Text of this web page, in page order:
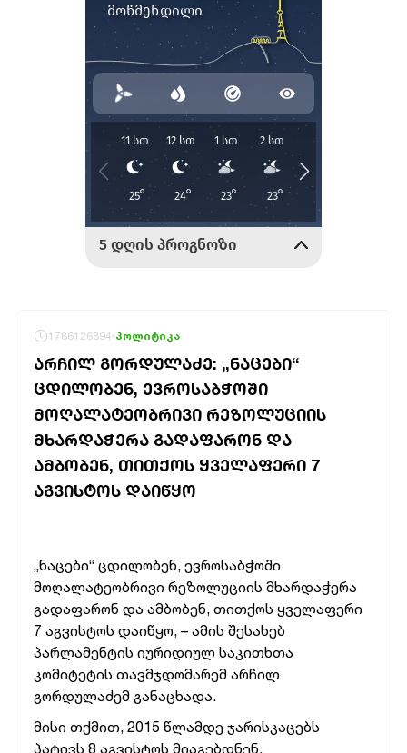
1786126894 პოლიტიკა
ᲐᲠᲩᲘᲚ ᲒᲝᲠᲓᲣᲚᲐᲫᲔ: „ᲜᲐᲪᲔᲑᲘ“
ᲪᲓᲘᲚᲝᲑᲔᲜ, ᲔᲕᲠᲝᲡᲐᲑᲭᲝᲨᲘ
ᲛᲝᲦᲐᲚᲐᲢᲔᲝᲑᲠᲘᲕᲘ ᲠᲔᲖᲝᲚᲣᲪᲘᲘᲡ
ᲛᲮᲐᲠᲓᲐᲭᲔᲠᲐ ᲒᲐᲓᲐᲤᲐᲠᲝᲜ ᲓᲐ
ᲐᲛᲑᲝᲑᲔᲜ, ᲗᲘᲗᲥᲝᲡ ᲧᲕᲔᲚᲐᲤᲔᲠᲘ 7
ᲐᲒᲕᲘᲡᲢᲝᲡ ᲓᲐᲘᲬᲧᲝ
„ნაცები“ ცდილობენ, ევროსაბჭოში
მოღალატეობრივი რეზოლუციის მხარდაჭერა
გადაფარონ და ამბობენ, თითქოს ყველაფერი
7 აგვისტოს დაიწყო, – ამის შესახებ
პარლამენტის იურიდიულ საკითხთა
კომიტეტის თავმჯდომარემ არჩილ
გორდულაძემ განაცხადა.
მისი თქმით, 2015 წლამდე ჯარისკაცებს
პატივს 8 აგვისტოს მიაგებდნენ.